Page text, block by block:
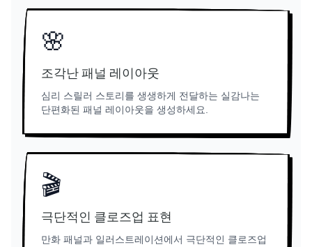
🌸
조각난 패널 레이아웃
심리 스릴러 스토리를 생생하게 전달하는 실감나는
단편화된 패널 레이아웃을 생성하세요.
🎬
극단적인 클로즈업 표현
만화 패널과 일러스트레이션에서 극단적인 클로즈업